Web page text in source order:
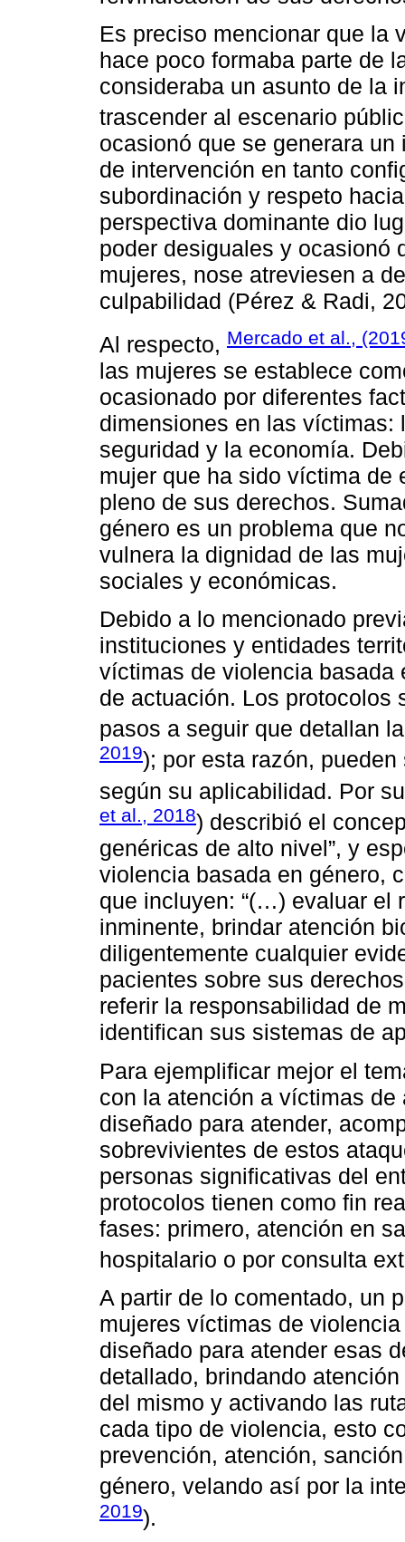
Es preciso mencionar que la
hace poco formaba parte de
consideraba un asunto de la
trascender al escenario
ocasionó que se generara
de intervención en tanto
subordinación y respeto
perspectiva dominante dio
poder desiguales y ocasionó
mujeres, nose atreviesen a
culpabilidad (Pérez & Radi,
Al respecto, Mercado et al.,
las mujeres se establece
ocasionado por diferentes
dimensiones en las
seguridad y la economía.
mujer que ha sido víctima de
pleno de sus derechos.
género es un problema que
vulnera la dignidad de las
sociales y económicas.
Debido a lo mencionado
instituciones y entidades
víctimas de violencia basada
de actuación. Los protocolos
pasos a seguir que detallan
2019); por esta razón,
según su aplicabilidad. Por
et al., 2018) describió el
genéricas de alto nivel”, y
violencia basada en género,
que incluyen: “(…) evaluar el
inminente, brindar atención
diligentemente cualquier
pacientes sobre sus
referir la responsabilidad de
identifican sus sistemas de
Para ejemplificar mejor el
con la atención a víctimas
diseñado para atender,
sobrevivientes de estos
personas significativas del
protocolos tienen como fin
fases: primero, atención en
hospitalario o por consulta
A partir de lo comentado, un
mujeres víctimas de
diseñado para atender esas
detallado, brindando
del mismo y activando las
cada tipo de violencia, esto
prevención, atención,
género, velando así por la
2019).